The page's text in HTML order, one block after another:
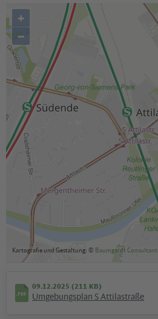
+
–
Kartografie und Gestaltung: © Baumgardt
09.12.2025 (211 KB)
Umgebungsplan S Attilastraße